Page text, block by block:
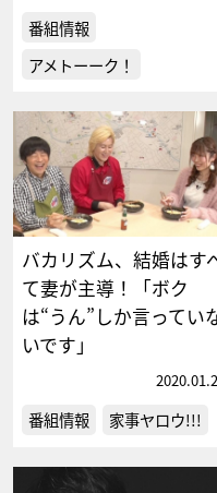
番組情報
アメトーーク！
バカリズム、結婚はす
て妻が主導！「ボク
は“うん”しか言ってい
いです」
番組情報 家事ヤロウ!!!